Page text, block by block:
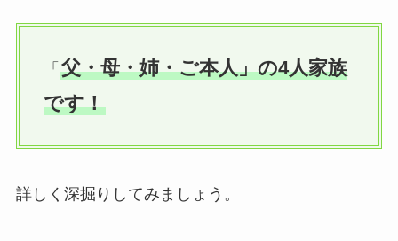
「 父・母・姉・ご本人」の4人家族
です！
詳しく深掘りしてみましょう。